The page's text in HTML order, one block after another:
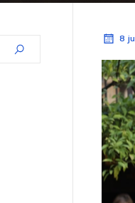
8